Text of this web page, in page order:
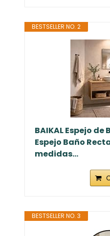
BESTSELLER NO. 2
BAIKAL Espejo de
Espejo Baño
medidas...
BESTSELLER NO. 3